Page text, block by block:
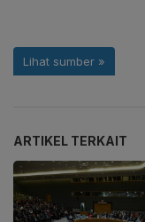
ARTIKEL TERKAIT